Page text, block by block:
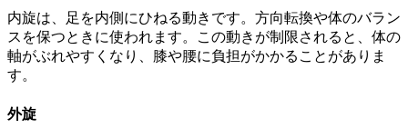
内旋は、足を内側にひねる動きです。方向転換や体のバラン
スを保つときに使われます。この動きが制限されると、体の
軸がぶれやすくなり、膝や腰に負担がかかることがありま
す。
外旋